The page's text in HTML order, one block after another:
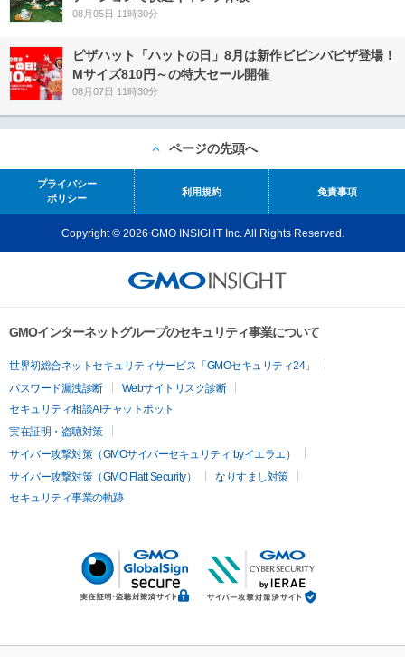
08月05日 11時30分
ピザハット「ハットの日」8月は新作ビビンバピザ登場！
Mサイズ810円～の特大セール開催
08月07日 11時30分
ページの先頭へ
プライバシー
ポリシー
利用規約 免責事項
Copyright © 2026 GMO INSIGHT Inc. All Rights Reserved.
GMOインターネットグループのセキュリティ事業について
世界初総合ネットセキュリティサービス「GMOセキュリティ24」
パスワード漏洩診断
Webサイトリスク診断
セキュリティ相談AIチャットボット
実在証明・盗聴対策
サイバー攻撃対策（GMOサイバーセキュリティ byイエラエ）
サイバー攻撃対策（GMO Flatt Security）
なりすまし対策
セキュリティ事業の軌跡